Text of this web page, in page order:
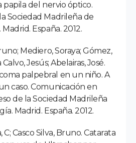
papila del nervio óptico.
Sociedad Madrileña de
España. 2012.
Mediero, Soraya; Gómez,
Jesús; Abelairas, José.
palpebral en un niño. A
caso. Comunicación en
de la Sociedad Madrileña
Madrid. España. 2012.
C; Casco Silva, Bruno. Catarata